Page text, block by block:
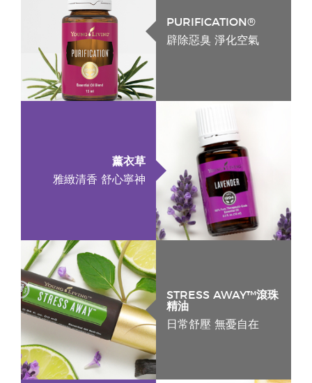
PURIFICATION®
辟除惡臭 淨化空氣
薰衣草
雅緻清香 舒心寧神
STRESS AWAY™滾珠
精油
日常舒壓 無憂自在